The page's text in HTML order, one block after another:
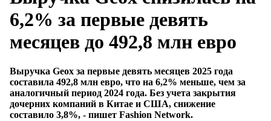
6,2% за первые девять
месяцев до 492,8 млн евро
Выручка Geox за первые девять месяцев 2025 года
составила 492,8 млн евро, что на 6,2% меньше, чем за
аналогичный период 2024 года. Без учета закрытия
дочерних компаний в Китае и США, снижение
составило 3,8%, - пишет Fashion Network.